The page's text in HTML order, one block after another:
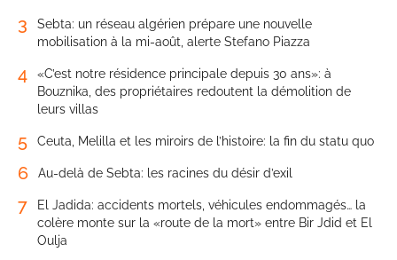
3
Sebta: un réseau algérien prépare une nouvelle
mobilisation à la mi-août, alerte Stefano Piazza
4
«C’est notre résidence principale depuis 30 ans»: à
Bouznika, des propriétaires redoutent la démolition de
leurs villas
5 Ceuta, Melilla et les miroirs de l’histoire: la fin du statu quo
6 Au-delà de Sebta: les racines du désir d’exil
7
El Jadida: accidents mortels, véhicules endommagés… la
colère monte sur la «route de la mort» entre Bir Jdid et El
Oulja